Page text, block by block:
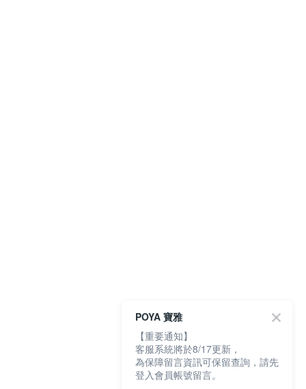
POYA 寶雅
【重要通知】
客服系統將於8/17更新，
為保障留言資訊可保留查詢，請先
登入會員帳號留言。